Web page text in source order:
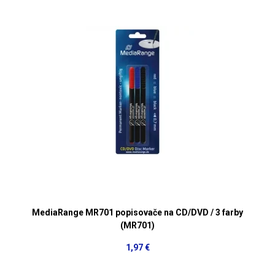
MediaRange MR701 popisovače na CD/DVD / 3 farby
(MR701)
1,97 €